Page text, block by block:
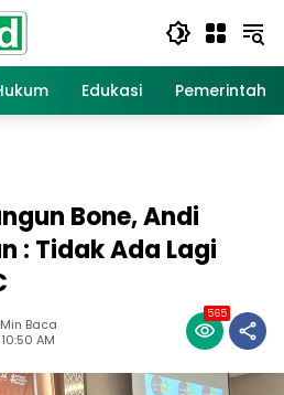
Edukasi
Bone, Andi
: Tidak Ada Lagi
Baca
AM
565